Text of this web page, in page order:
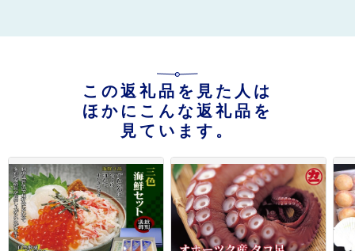
この返礼品を見た人は
ほかにこんな返礼品を
見ています。